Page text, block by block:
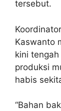
tersebut.
Kaswanto
kini
produksi
habis
“Bahan